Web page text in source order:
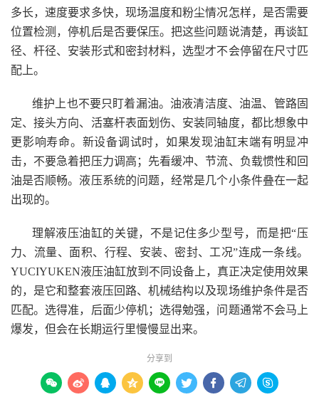
多长，速度要求多快，现场温度和粉尘情况怎样，是否需要
位置检测，停机后是否要保压。把这些问题说清楚，再谈缸
径、杆径、安装形式和密封材料，选型才不会停留在尺寸匹
配上。
维护上也不要只盯着漏油。油液清洁度、油温、管路固
定、接头方向、活塞杆表面划伤、安装同轴度，都比想象中
更影响寿命。新设备调试时，如果发现油缸末端有明显冲
击，不要急着把压力调高；先看缓冲、节流、负载惯性和回
油是否顺畅。液压系统的问题，经常是几个小条件叠在一起
出现的。
理解液压油缸的关键，不是记住多少型号，而是把“压
力、流量、面积、行程、安装、密封、工况”连成一条线。
YUCIYUKEN液压油缸放到不同设备上，真正决定使用效果
的，是它和整套液压回路、机械结构以及现场维护条件是否
匹配。选得准，后面少停机；选得勉强，问题通常不会马上
爆发，但会在长期运行里慢慢显出来。
分享到
        